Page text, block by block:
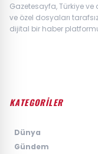
Gazetesayfa, Türkiye
ve özel dosyaları
dijital bir haber
KATEGORİLER
Dünya
Gündem